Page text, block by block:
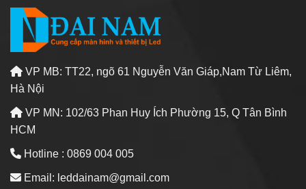
VP MB: TT22, ngõ 61 Nguyễn Văn Giáp,Nam Từ Liêm,
Hà Nội
VP MN: 102/63 Phan Huy Ích Phường 15, Q Tân Bình
HCM
Hotline : 0869 004 005
Email: leddainam@gmail.com